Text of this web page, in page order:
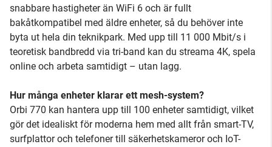
snabbare hastigheter än WiFi 6 och är fullt
bakåtkompatibel med äldre enheter, så du behöver inte
byta ut hela din teknikpark. Med upp till 11 000 Mbit/s i
teoretisk bandbredd via tri-band kan du streama 4K, spela
online och arbeta samtidigt – utan lagg.
Hur många enheter klarar ett mesh-system?
Orbi 770 kan hantera upp till 100 enheter samtidigt, vilket
gör det idealiskt för moderna hem med allt från smart-TV,
surfplattor och telefoner till säkerhetskameror och IoT-